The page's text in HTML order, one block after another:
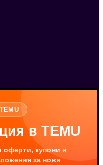
TEMU
в TEMU
оферти, купони и
за нови